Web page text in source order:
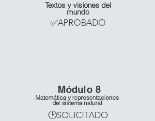
Textos y visiones del
mundo
✅APROBADO
Matemática y representaciones
del sistema natural
Módulo 8
🕑SOLICITADO